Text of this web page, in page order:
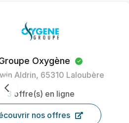
Oxygène Intérim
40 Av. Henri Gout, 11000
9offre(s) en ligne